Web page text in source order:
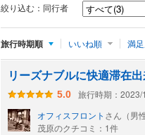
絞り込む：同行者
旅行時期順 いいね順 満
リーズナブルに快適滞在出
5.0
旅行時期：2023/
オフィスフロント さん（男性
茂原のクチコミ：1件